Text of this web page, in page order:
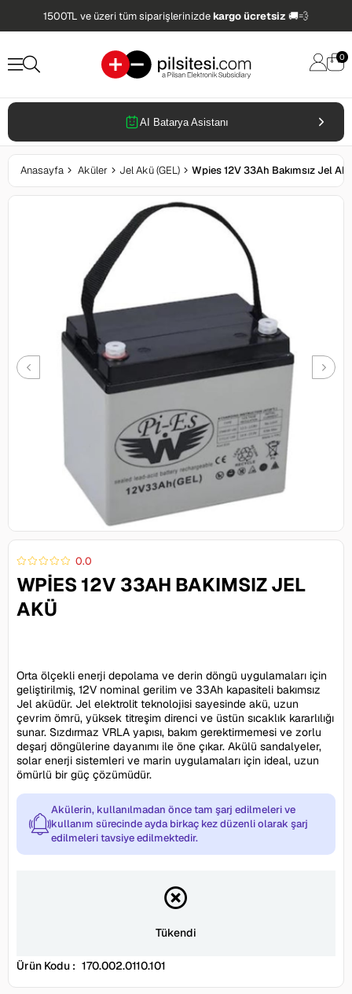
1500TL ve üzeri tüm siparişlerinizdekargo ücretsiz 🚚💨
0
AI Batarya Asistanı
Anasayfa Aküler Jel Akü (GEL) Wpies 12V 33Ah Bakımsız Jel
0.0
WPIES 12V 33AH BAKIMSIZ JEL
AKÜ
Orta ölçekli enerji depolama ve derin döngü uygulamaları için
geliştirilmiş, 12V nominal gerilim ve 33Ah kapasiteli bakımsız
Jel aküdür. Jel elektrolit teknolojisi sayesinde akü, uzun
çevrim ömrü, yüksek titreşim direnci ve üstün sıcaklık kararlılığı
sunar. Sızdırmaz VRLA yapısı, bakım gerektirmemesi ve zorlu
deşarj döngülerine dayanımı ile öne çıkar. Akülü sandalyeler,
solar enerji sistemleri ve marin uygulamaları için ideal, uzun
ömürlü bir güç çözümüdür.
Akülerin, kullanılmadan önce tam şarj edilmeleri ve
kullanım sürecinde ayda birkaç kez düzenli olarak şarj
edilmeleri tavsiye edilmektedir.
Tükendi
Ürün Kodu : 170.002.0110.101